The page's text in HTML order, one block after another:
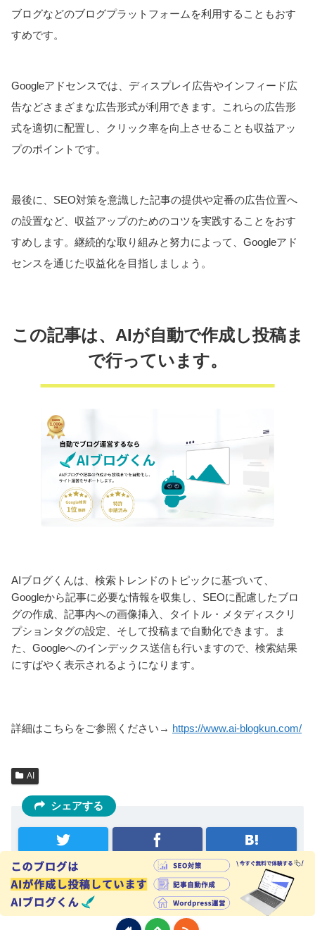
ブログなどのブログプラットフォームを利用することもおす
すめです。
Googleアドセンスでは、ディスプレイ広告やインフィード広
告などさまざまな広告形式が利用できます。これらの広告形
式を適切に配置し、クリック率を向上させることも収益アッ
プのポイントです。
最後に、SEO対策を意識した記事の提供や定番の広告位置へ
の設置など、収益アップのためのコツを実践することをおす
すめします。継続的な取り組みと努力によって、Googleアド
センスを通じた収益化を目指しましょう。
この記事は、AIが自動で作成し投稿ま
で行っています。
AIブログくんは、検索トレンドのトピックに基づいて、
Googleから記事に必要な情報を収集し、SEOに配慮したブロ
グの作成、記事内への画像挿入、タイトル・メタディスクリ
プションタグの設定、そして投稿まで自動化できます。ま
た、Googleへのインデックス送信も行いますので、検索結果
にすばやく表示されるようになります。
詳細はこちらをご参照ください→ https://www.ai-blogkun.com/
AI
シェアする